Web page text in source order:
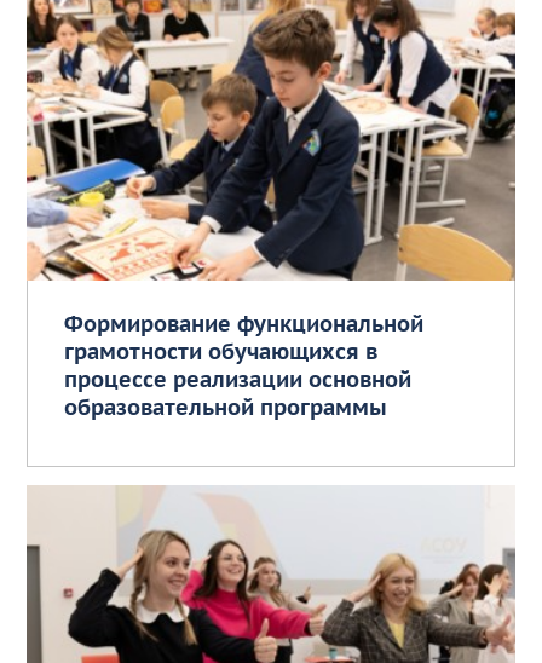
Формирование функциональной
грамотности обучающихся в
процессе реализации основной
образовательной программы